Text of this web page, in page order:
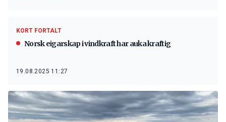
KORT FORTALT
Norsk eigarskap i vindkraft har auka kraftig
19.08.2025 11:27